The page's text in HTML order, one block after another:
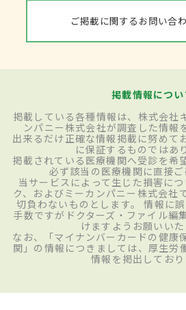
ご掲載に関するお問い合
掲載情報につい
掲載している各種情報は、株式会社
ンパニー株式会社が調査した情報
出来るだけ正確な情報掲載に努めて
に保証するものではあ
掲載されている医療機関へ受診を希
必ず該当の医療機関に直接ご
当サービスによって生じた損害に
ク、およびミーカンパニー株式会社
切負わないものとします。 情報に
手数ですがドクターズ・ファイル編
けますようお願いいた
なお、「マイナンバーカードの健康
関」の情報につきましては、厚生労
情報を掲出しており